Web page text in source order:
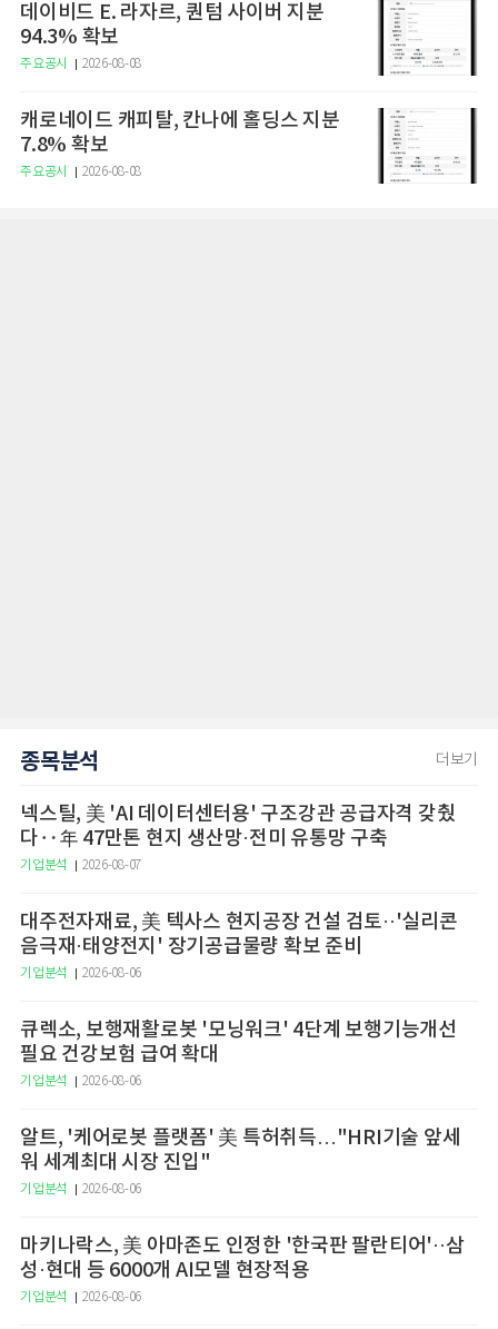
데이비드 E. 라자르, 퀀텀 사이버 지분
94.3% 확보
주요공시 2026-08-08
캐로네이드 캐피탈, 칸나에 홀딩스 지분
7.8% 확보
주요공시 2026-08-08
종목분석 더보기
넥스틸, 美 'AI 데이터센터용' 구조강관 공급자격 갖췄
다‥年 47만톤 현지 생산망·전미 유통망 구축
기업분석 2026-08-07
대주전자재료, 美 텍사스 현지공장 건설 검토··'실리콘
음극재·태양전지' 장기공급물량 확보 준비
기업분석 2026-08-06
큐렉소, 보행재활로봇 '모닝워크' 4단계 보행기능개선
필요 건강보험 급여 확대
기업분석 2026-08-06
알트, '케어로봇 플랫폼' 美 특허취득…"HRI기술 앞세
워 세계최대 시장 진입"
기업분석 2026-08-06
마키나락스, 美 아마존도 인정한 '한국판 팔란티어'··삼
성·현대 등 6000개 AI모델 현장적용
기업분석 2026-08-06